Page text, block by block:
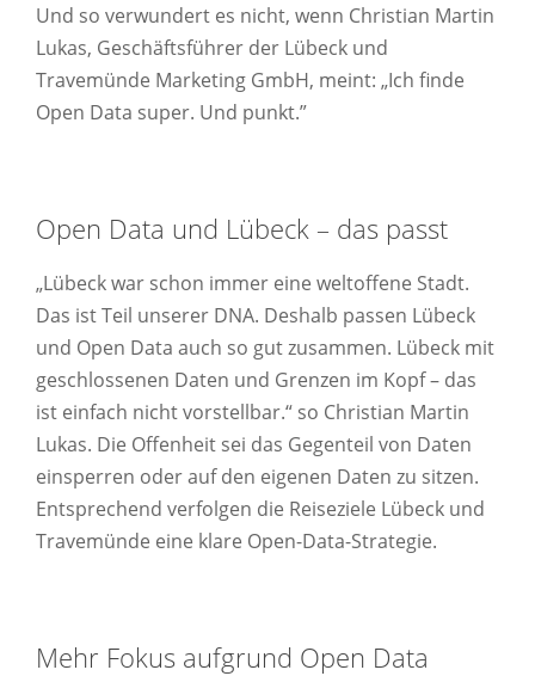
Und so verwundert es nicht, wenn Christian Martin
Lukas, Geschäftsführer der Lübeck und
Travemünde Marketing GmbH, meint: „Ich finde
Open Data super. Und punkt.”
Open Data und Lübeck – das passt
„Lübeck war schon immer eine weltoffene Stadt.
Das ist Teil unserer DNA. Deshalb passen Lübeck
und Open Data auch so gut zusammen. Lübeck mit
geschlossenen Daten und Grenzen im Kopf – das
ist einfach nicht vorstellbar.“ so Christian Martin
Lukas. Die Offenheit sei das Gegenteil von Daten
einsperren oder auf den eigenen Daten zu sitzen.
Entsprechend verfolgen die Reiseziele Lübeck und
Travemünde eine klare Open-Data-Strategie.
Mehr Fokus aufgrund Open Data